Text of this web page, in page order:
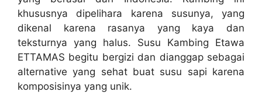
khususnya dipelihara karena susunya, yang
dikenal karena rasanya yang kaya dan
teksturnya yang halus. Susu Kambing Etawa
ETTAMAS begitu bergizi dan dianggap sebagai
alternative yang sehat buat susu sapi karena
komposisinya yang unik.